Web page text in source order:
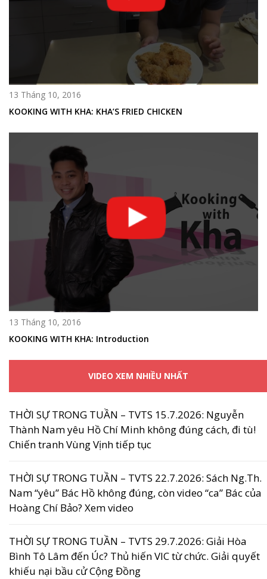
13 Tháng 10, 2016
KOOKING WITH KHA: KHA’S FRIED CHICKEN
13 Tháng 10, 2016
KOOKING WITH KHA: Introduction
VIDEO XEM NHIỀU NHẤT
THỜI SỰ TRONG TUẦN – TVTS 15.7.2026: Nguyễn
Thành Nam yêu Hồ Chí Minh không đúng cách, đi tù!
Chiến tranh Vùng Vịnh tiếp tục
THỜI SỰ TRONG TUẦN – TVTS 22.7.2026: Sách Ng.Th.
Nam “yêu” Bác Hồ không đúng, còn video “ca” Bác của
Hoàng Chí Bảo? Xem video
THỜI SỰ TRONG TUẦN – TVTS 29.7.2026: Giải Hòa
Bình Tô Lâm đến Úc? Thủ hiến VIC từ chức. Giải quyết
khiếu nại bầu cử Cộng Đồng